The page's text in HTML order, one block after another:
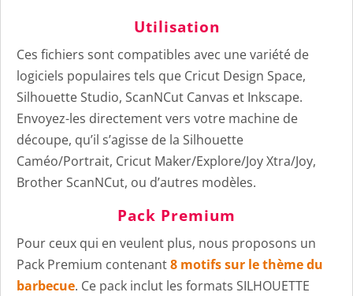
Utilisation
Ces fichiers sont compatibles avec une variété de
logiciels populaires tels que Cricut Design Space,
Silhouette Studio, ScanNCut Canvas et Inkscape.
Envoyez-les directement vers votre machine de
découpe, qu’il s’agisse de la Silhouette
Caméo/Portrait, Cricut Maker/Explore/Joy Xtra/Joy,
Brother ScanNCut, ou d’autres modèles.
Pack Premium
Pour ceux qui en veulent plus, nous proposons un
Pack Premium contenant8 motifs sur le thème du
barbecue. Ce pack inclut les formats SILHOUETTE